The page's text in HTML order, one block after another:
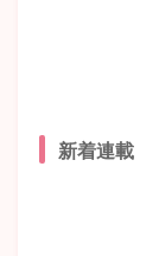
新着連載